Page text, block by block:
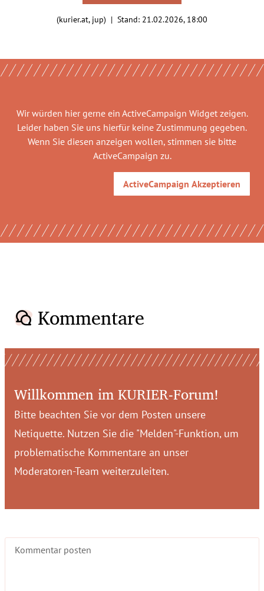
(kurier.at, jup) | Stand: 21.02.2026, 18:00
Wir würden hier gerne ein ActiveCampaign Widgetzeigen.
Leider haben Sie uns hierfür keine Zustimmung gegeben.
Wenn Sie diesen anzeigen wollen, stimmen sie bitte
ActiveCampaign zu.
ActiveCampaign Akzeptieren
Kommentare